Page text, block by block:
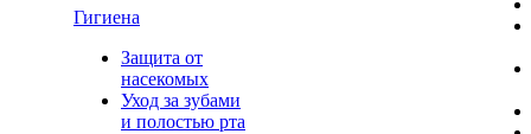
Гигиена
Защита от
насекомых
Уход за зубами
и полостью рта